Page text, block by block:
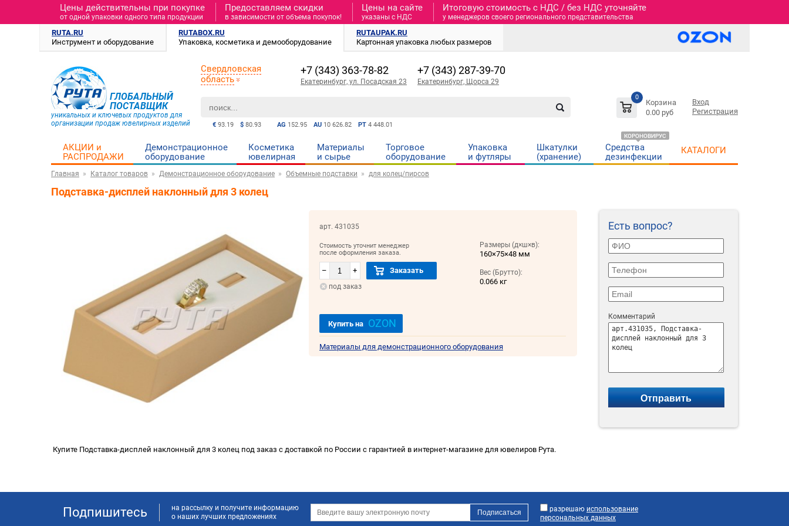
Цены действительны при покупке
от одной упаковки одного типа продукции
Предоставляем скидки
в зависимости от объема покупок!
Цены на сайте
указаны с НДС
Итоговую стоимость c НДС / без НДС уточняйте
у менеджеров своего регионального представительства
RUTA.RU
Инструмент и оборудование
RUTABOX.RU
Упаковка, косметика и демооборудование
RUTAUPAK.RU
Картонная упаковка любых размеров
ГЛОБАЛЬНЫЙ
ПОСТАВЩИК
уникальных и ключевых продуктов для
организации продаж ювелирных изделий
AG 152.95 AU 10 626.82 PT 4 448.01
€ 93.19 $ 80.93
0
Корзина
0.00 руб
Вход
Регистрация
Свердловская
область
+7 (343) 363-78-82
Екатеринбург, ул. Посадская 23
+7 (343) 287-39-70
Екатеринбург, Щорса 29
АКЦИИ и
РАСПРОДАЖИ
Демонстрационное
оборудование
Косметика
ювелирная
Материалы
и cырье
Торговое
оборудование
Упаковка
и футляры
Шкатулки
(хранение)
Средства
дезинфекции
КОРОНОВИРУС
КАТАЛОГИ
Главная Каталог товаров Демонстрационное оборудование Объемные подставки для колец/пирсов
Подставка-дисплей наклонный для 3 колец
Есть вопрос?
Комментарий
арт. 431035
Стоимость уточнит менеджер
после оформления заказа.
– + Заказать
под заказ
Размеры (д×ш×в):
160×75×48 мм
Вес (Брутто):
0.066 кг
Купить на OZON
Материалы для демонстрационного оборудования
Купите Подставка-дисплей наклонный для 3 колец под заказ с доставкой по России с гарантией в интернет-магазине для ювелиров Рута.
Подпишитесь
на рассылку и получите информацию
о наших лучших предложениях
разрешаю использование
персональных данных